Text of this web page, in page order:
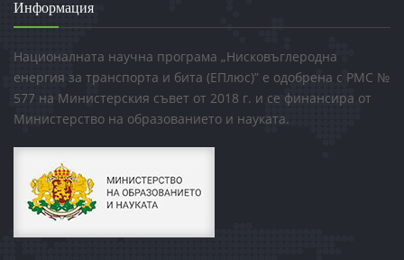
Информация
Националната научна програма „Нисковъглеродна
енергия за транспорта и бита (ЕПлюс)” е одобрена с РМС №
577 на Министерския съвет от 2018 г. и се финансира от
Министерство на образованието и науката.